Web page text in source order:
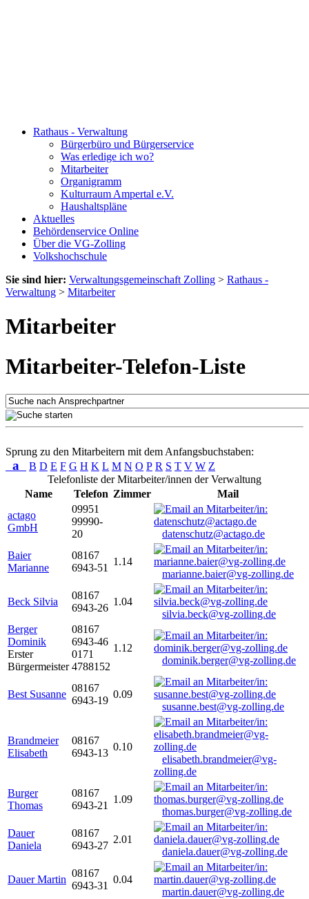
Rathaus - Verwaltung
Bürgerbüro und Bürgerservice
Was erledige ich wo?
Mitarbeiter
Organigramm
Kulturraum Ampertal e.V.
Haushaltspläne
Aktuelles
Behördenservice Online
Über die VG-Zolling
Volkshochschule
Sie sind hier: Verwaltungsgemeinschaft Zolling > Rathaus -
Verwaltung > Mitarbeiter
Mitarbeiter
Mitarbeiter-Telefon-Liste
Sprung zu den Mitarbeitern mit dem Anfangsbuchstaben:
a B D E F G H K L M N O P R S T V W Z
Telefonliste der Mitarbeiter/innen der Verwaltung
Name
Telefon Zimmer
Mail
actago
GmbH
09951
99990-
20
datenschutz@actago.de
Baier
Marianne
08167
6943-51
1.14
marianne.baier@vg-zolling.de
Beck Silvia
08167
6943-26
1.04
silvia.beck@vg-zolling.de
Berger
Dominik
Erster
Bürgermeister
08167
6943-46
0171
4788152
1.12
dominik.berger@vg-zolling.de
Best Susanne
08167
6943-19
0.09
susanne.best@vg-zolling.de
Brandmeier
Elisabeth
08167
6943-13
0.10
elisabeth.brandmeier@vg-
zolling.de
Burger
Thomas
08167
6943-21
1.09
thomas.burger@vg-zolling.de
Dauer
Daniela
08167
6943-27
2.01
daniela.dauer@vg-zolling.de
Dauer Martin
08167
6943-31
0.04
martin.dauer@vg-zolling.de